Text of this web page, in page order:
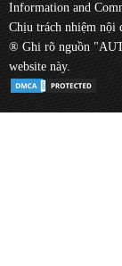
Information and
Chịu trách nhiệm nội
® Ghi rõ nguồn
website này.